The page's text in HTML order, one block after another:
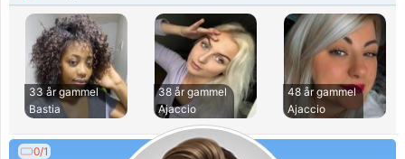
33 år gammel
Bastia
38 år gammel
Ajaccio
48 år gammel
Ajaccio
0/1